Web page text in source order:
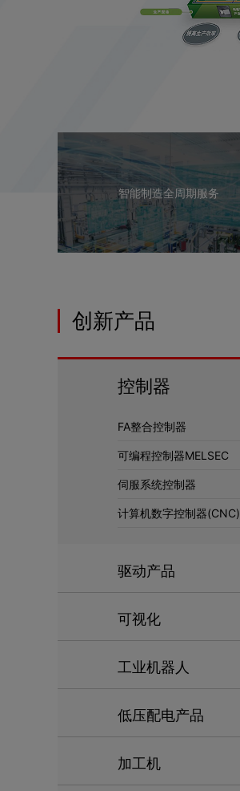
智能制造全周期服务
创新产品
控制器
FA整合控制器
可编程控制器MELSEC
伺服系统控制器
计算机数字控制器(CNC)
驱动产品
可视化
工业机器人
低压配电产品
加工机